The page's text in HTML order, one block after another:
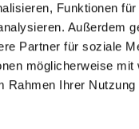
Funktionen
Außerdem
Partner für soziale
möglicherweise mit
Rahmen Ihrer Nutzung